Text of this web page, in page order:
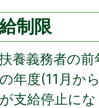
制限
養義務者の
年度(11月か
支給停止に